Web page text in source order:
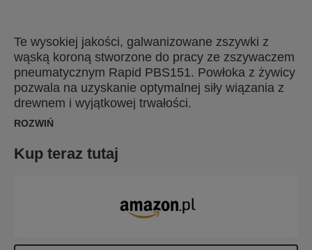
Te wysokiej jakości, galwanizowane zszywki z
wąską koroną stworzone do pracy ze zszywaczem
pneumatycznym Rapid PBS151. Powłoka z żywicy
pozwala na uzyskanie optymalnej siły wiązania z
drewnem i wyjątkowej trwałości.
ROZWIŃ
Kup teraz tutaj